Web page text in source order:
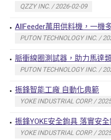
QZZY INC. / 2026-02-09
AllFeeder萬用供料機，一機
PUTON TECHNOLOGY INC. /
脈衝線圈測試器，助力馬達
PUTON TECHNOLOGY INC. /
振鋒智能工廠 自動化典範
YOKE INDUSTRIAL CORP. /
振鋒YOKE安全鉤具 落實安
YOKE INDUSTRIAL CORP. /